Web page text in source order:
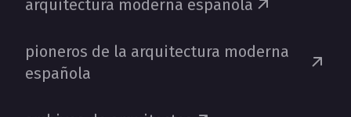
arquitectura moderna española
pioneros de la arquitectura moderna
española